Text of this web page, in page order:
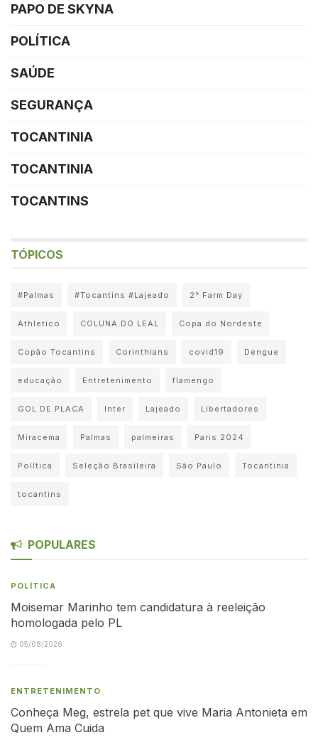
PAPO DE SKYNA
POLÍTICA
SAÚDE
SEGURANÇA
TOCANTINIA
TOCANTINIA
TOCANTINS
TÓPICOS
#Palmas #Tocantins #Lajeado 2° Farm Day
Athletico COLUNA DO LEAL Copa do Nordeste
Copão Tocantins Corinthians covid19 Dengue
educação Entretenimento flamengo
GOL DE PLACA Inter Lajeado Libertadores
Miracema Palmas palmeiras Paris 2024
Política Seleção Brasileira São Paulo Tocantinia
tocantins
POPULARES
POLÍTICA
Moisemar Marinho tem candidatura à reeleição
homologada pelo PL
05/08/2026
ENTRETENIMENTO
Conheça Meg, estrela pet que vive Maria Antonieta em
Quem Ama Cuida